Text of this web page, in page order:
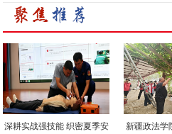
深耕实战强技能 织密夏季安
新疆政法学